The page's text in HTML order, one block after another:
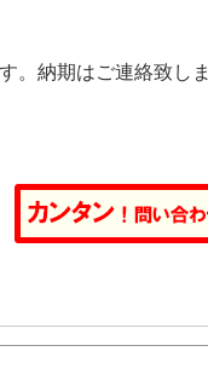
。納期はご連絡致しま